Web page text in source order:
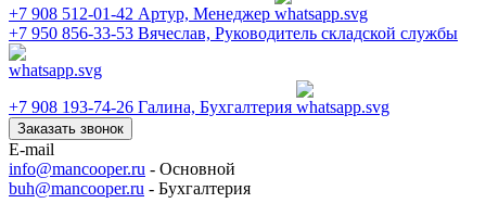
+7 908 512-01-42 Артур, Менеджер
+7 950 856-33-53 Вячеслав, Руководитель складской службы
+7 908 193-74-26 Галина, Бухгалтерия
Заказать звонок
E-mail
info@mancooper.ru - Основной
buh@mancooper.ru - Бухгалтерия